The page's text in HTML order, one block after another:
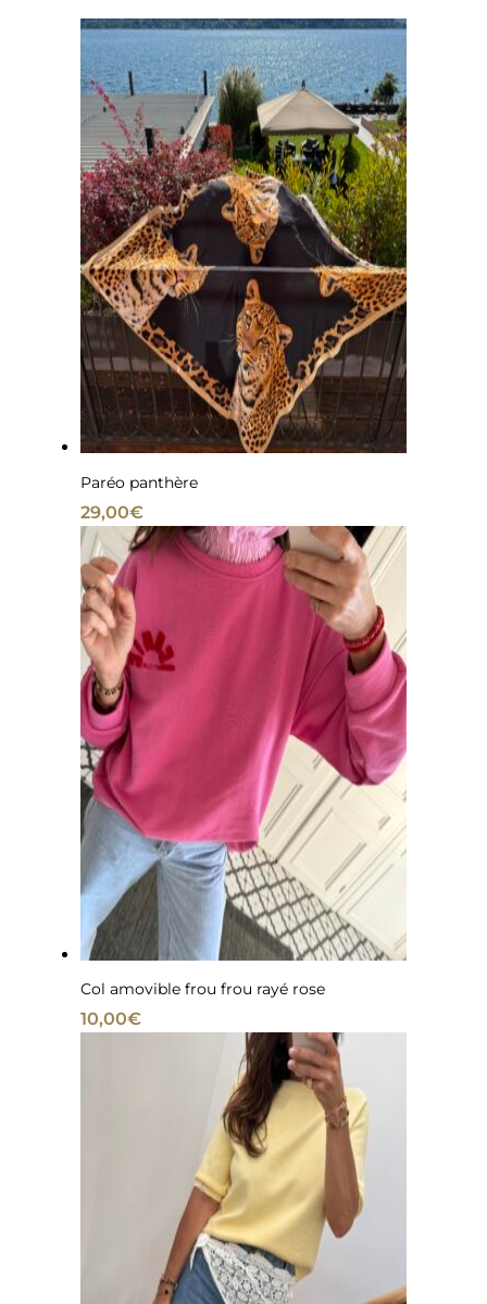
Paréo panthère
29,00€
Col amovible frou frou rayé rose
10,00€